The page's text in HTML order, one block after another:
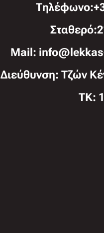
Mail:
Διεύθυνση: Τζών
TK: